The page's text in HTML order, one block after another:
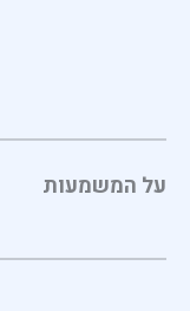
על המשמעות